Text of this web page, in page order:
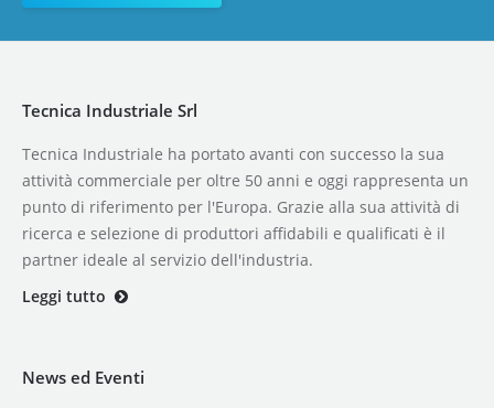
Tecnica Industriale Srl
Tecnica Industriale ha portato avanti con successo la sua
attività commerciale per oltre 50 anni e oggi rappresenta un
punto di riferimento per l'Europa. Grazie alla sua attività di
ricerca e selezione di produttori affidabili e qualificati è il
partner ideale al servizio dell'industria.
Leggi tutto
News ed Eventi